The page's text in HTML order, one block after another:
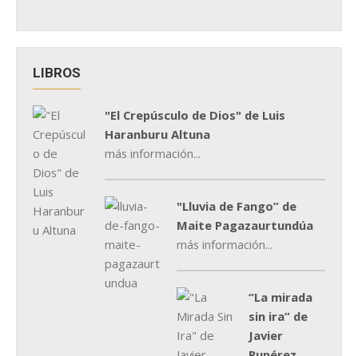
LIBROS
"El Crepúsculo de Dios" de Luis
Haranburu Altuna
más información...
"Lluvia de Fango” de
Maite Pagazaurtundúa
más información...
“La mirada
sin ira” de
Javier